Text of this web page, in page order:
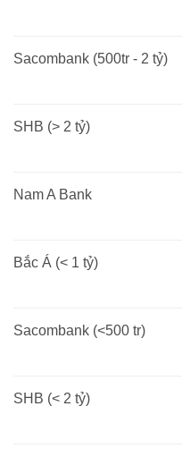
Sacombank (500tr - 2 tỷ)
SHB (> 2 tỷ)
Nam A Bank
Bắc Á (< 1 tỷ)
Sacombank (<500 tr)
SHB (< 2 tỷ)